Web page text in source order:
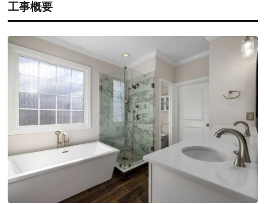
工事概要